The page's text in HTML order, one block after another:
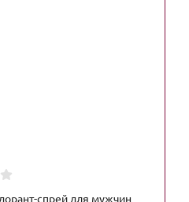
спрей для мужчин